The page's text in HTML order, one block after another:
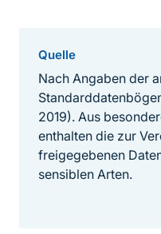
Quelle
Nach Angaben der
2019). Aus
enthalten die zur
freigegebenen
sensiblen Arten.